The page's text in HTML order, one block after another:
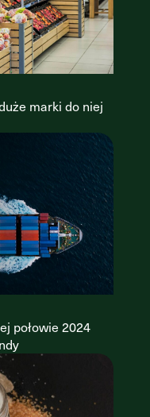
marki do niej
połowie 2024